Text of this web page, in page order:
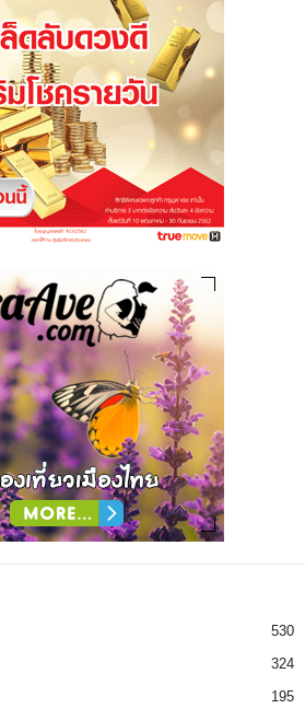
530
324
195